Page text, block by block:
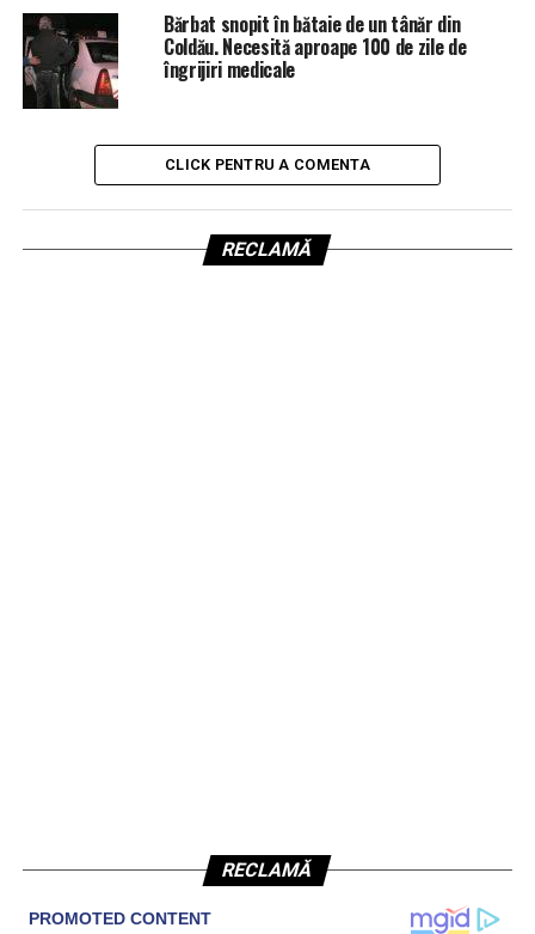
Bărbat snopit în bătaie de un tânăr din
Coldău. Necesită aproape 100 de zile de
îngrijiri medicale
CLICK PENTRU A COMENTA
RECLAMĂ
RECLAMĂ